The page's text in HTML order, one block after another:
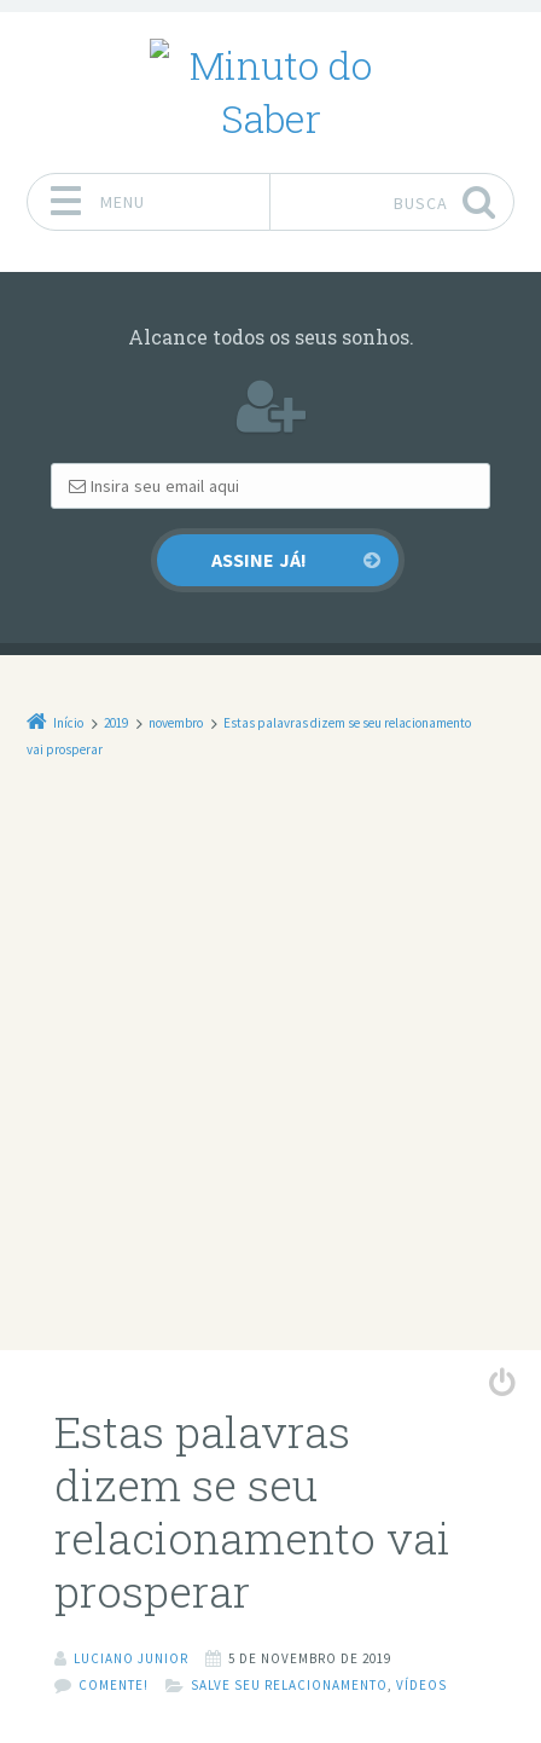
MENU BUSCA
Alcance todos os seus sonhos.
Início 2019 novembro
Estas palavras dizem se seu relacionamento
vai prosperar
Estas palavras
dizem se seu
relacionamento vai
prosperar
LUCIANO JUNIOR
5 DE NOVEMBRO DE 2019
COMENTE!
SALVE SEU RELACIONAMENTO VÍDEOS